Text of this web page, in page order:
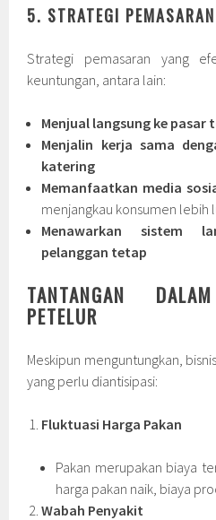
5. STRATEGI
Strategi pemasaran yang
keuntungan, antara lain:
Menjual langsung ke
Menjalin kerja sama
katering
Memanfaatkan media
menjangkau konsumen lebih
Menawarkan sistem
pelanggan tetap
TANTANGAN
PETELUR
Meskipun menguntungkan,
yang perlu diantisipasi:
Fluktuasi Harga Pakan
Pakan merupakan biaya
harga pakan naik, biaya
Wabah Penyakit